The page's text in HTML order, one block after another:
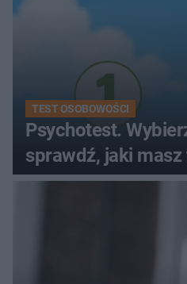
TEST OSOBOWOŚCI
Psychotest.
sprawdź, jaki